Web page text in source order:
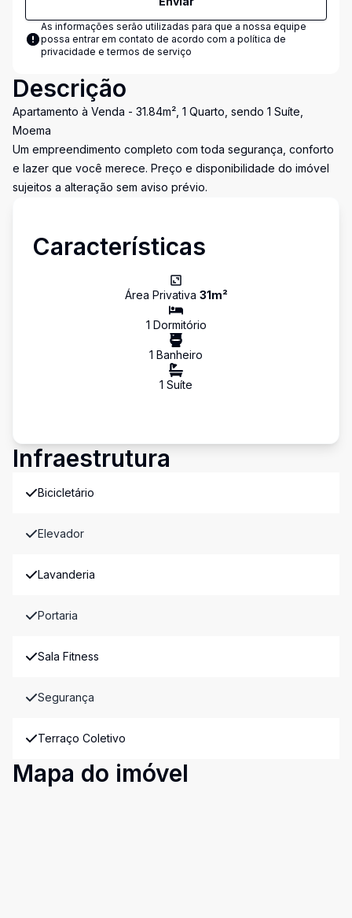
As informações serão utilizadas para que a nossa equipe
possa entrar em contato de acordo com a política de
privacidade e termos de serviço
Descrição
Apartamento à Venda - 31.84m², 1 Quarto, sendo 1 Suíte,
Moema
Um empreendimento completo com toda segurança, conforto
e lazer que você merece. Preço e disponibilidade do imóvel
sujeitos a alteração sem aviso prévio.
Características
Área Privativa 31m²
1 Dormitório
1 Banheiro
1 Suíte
Infraestrutura
Bicicletário
Elevador
Lavanderia
Portaria
Sala Fitness
Segurança
Terraço Coletivo
Mapa do imóvel